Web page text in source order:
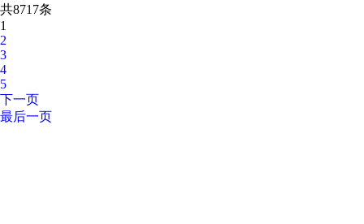
共8717条
1
2
3
4
5
下一页
最后一页